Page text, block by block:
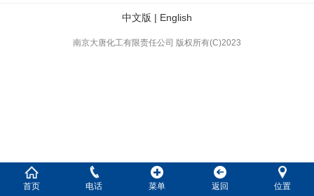
中文版 | English
南京大唐化工有限责任公司 版权所有(C)2023
首页 电话 菜单 返回 位置